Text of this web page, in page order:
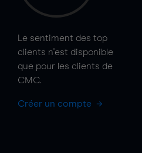
Le sentiment des top
clients n'est disponible
que pour les clients de
CMC.
Créer un compte